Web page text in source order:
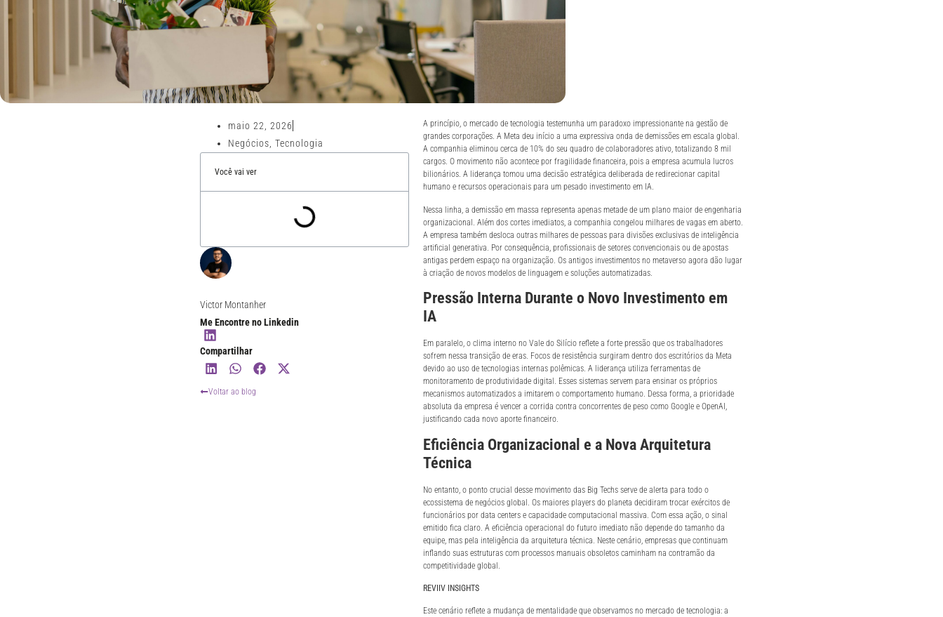
maio 22, 2026
Negócios, Tecnologia
Você vai ver
Victor Montanher
Me Encontre no Linkedin
Compartilhar
Voltar ao blog
A princípio, o mercado de tecnologia testemunha um paradoxo impressionante na gestão de
grandes corporações. A Meta deu início a uma expressiva onda de demissões em escala global.
A companhia eliminou cerca de 10% do seu quadro de colaboradores ativo, totalizando 8 mil
cargos. O movimento não acontece por fragilidade financeira, pois a empresa acumula lucros
bilionários. A liderança tomou uma decisão estratégica deliberada de redirecionar capital
humano e recursos operacionais para um pesado investimento em IA.
Nessa linha, a demissão em massa representa apenas metade de um plano maior de engenharia
organizacional. Além dos cortes imediatos, a companhia congelou milhares de vagas em aberto.
A empresa também desloca outras milhares de pessoas para divisões exclusivas de inteligência
artificial generativa. Por consequência, profissionais de setores convencionais ou de apostas
antigas perdem espaço na organização. Os antigos investimentos no metaverso agora dão lugar
à criação de novos modelos de linguagem e soluções automatizadas.
Pressão Interna Durante o Novo Investimento em
IA
Em paralelo, o clima interno no Vale do Silício reflete a forte pressão que os trabalhadores
sofrem nessa transição de eras. Focos de resistência surgiram dentro dos escritórios da Meta
devido ao uso de tecnologias internas polêmicas. A liderança utiliza ferramentas de
monitoramento de produtividade digital. Esses sistemas servem para ensinar os próprios
mecanismos automatizados a imitarem o comportamento humano. Dessa forma, a prioridade
absoluta da empresa é vencer a corrida contra concorrentes de peso como Google e OpenAI,
justificando cada novo aporte financeiro.
Eficiência Organizacional e a Nova Arquitetura
Técnica
No entanto, o ponto crucial desse movimento das Big Techs serve de alerta para todo o
ecossistema de negócios global. Os maiores players do planeta decidiram trocar exércitos de
funcionários por data centers e capacidade computacional massiva. Com essa ação, o sinal
emitido fica claro. A eficiência operacional do futuro imediato não depende do tamanho da
equipe, mas pela inteligência da arquitetura técnica. Neste cenário, empresas que continuam
inflando suas estruturas com processos manuais obsoletos caminham na contramão da
competitividade global.
REVIIV INSIGHTS
Este cenário reflete a mudança de mentalidade que observamos no mercado de tecnologia: a